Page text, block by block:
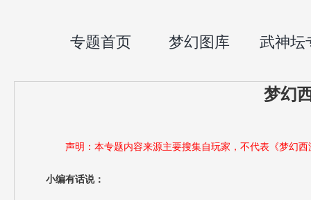
专题首页 梦幻图库 武神坛
梦幻
声明：本专题内容来源主要搜集自玩家，不代表《梦幻
小编有话说：